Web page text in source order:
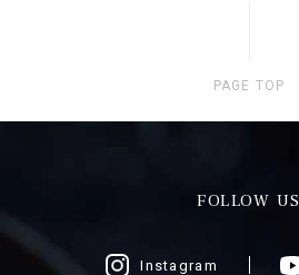
PAGE TOP
FOLLOW US
Instagram